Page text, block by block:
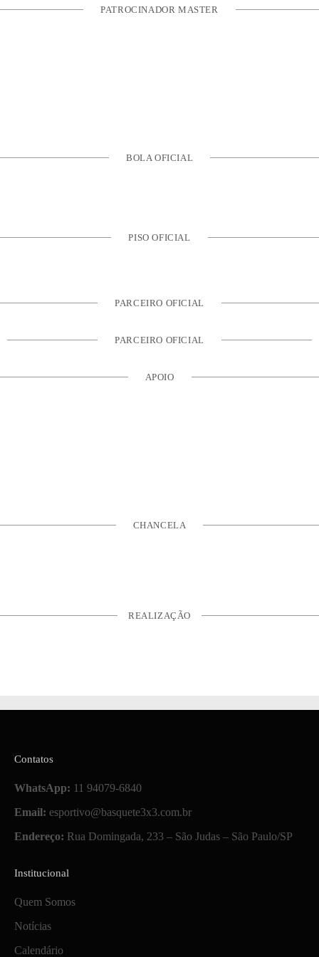
PATROCINADOR MASTER
BOLA OFICIAL
PISO OFICIAL
PARCEIRO OFICIAL
PARCEIRO OFICIAL
APOIO
CHANCELA
REALIZAÇÃO
Contatos
WhatsApp: 11 94079-6840
Email: esportivo@basquete3x3.com.br
Endereço: Rua Domingada, 233 – São Judas – São Paulo/SP
Institucional
Quem Somos
Notícias
Calendário